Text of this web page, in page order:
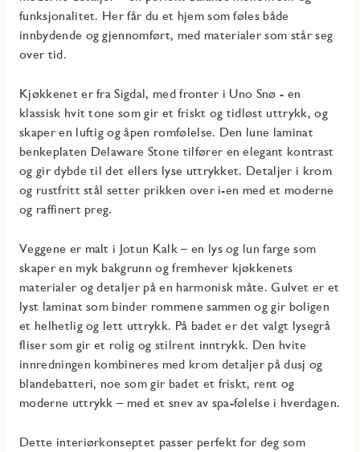
funksjonalitet. Her får du et hjem som føles både
innbydende og gjennomført, med materialer som står seg
over tid.
Kjøkkenet er fra Sigdal, med fronter i Uno Snø - en
klassisk hvit tone som gir et friskt og tidløst uttrykk, og
skaper en luftig og åpen romfølelse. Den lune laminat
benkeplaten Delaware Stone tilfører en elegant kontrast
og gir dybde til det ellers lyse uttrykket. Detaljer i krom
og rustfritt stål setter prikken over i-en med et moderne
og raffinert preg.
Veggene er malt i Jotun Kalk – en lys og lun farge som
skaper en myk bakgrunn og fremhever kjøkkenets
materialer og detaljer på en harmonisk måte. Gulvet er et
lyst laminat som binder rommene sammen og gir boligen
et helhetlig og lett uttrykk. På badet er det valgt lysegrå
fliser som gir et rolig og stilrent inntrykk. Den hvite
innredningen kombineres med krom detaljer på dusj og
blandebatteri, noe som gir badet et friskt, rent og
moderne uttrykk – med et snev av spa-følelse i hverdagen.
Dette interiørkonseptet passer perfekt for deg som